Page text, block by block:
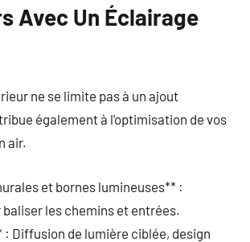
Avec Un Éclairage
ne se limite pas à un ajout
également à l’optimisation de vos
air.
et bornes lumineuses** :
les chemins et entrées.
: Diffusion de lumière ciblée, design